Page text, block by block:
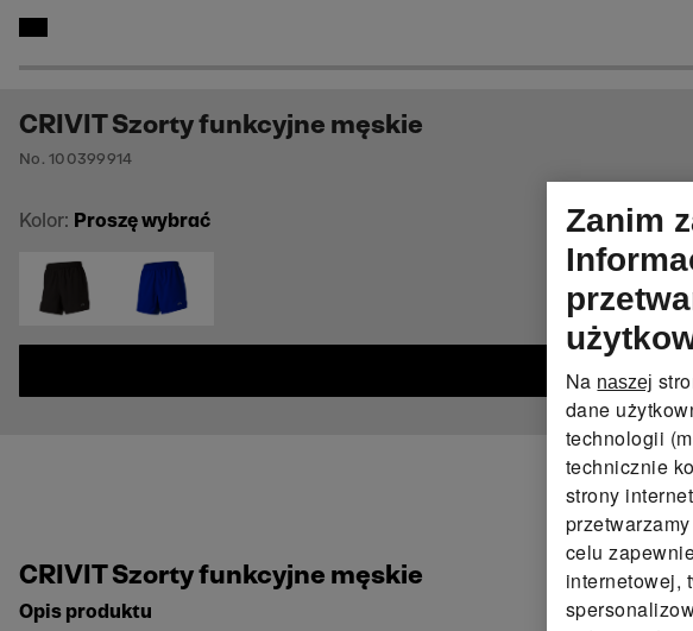
CRIVIT Szorty funkcyjne męskie
No. 100399914
Kolor: Proszę wybrać
CRIVIT Szorty funkcyjne męskie
Opis produktu
Zanim
Na naszej
dane
technologii
technicznie
strony
celu
internetowej,